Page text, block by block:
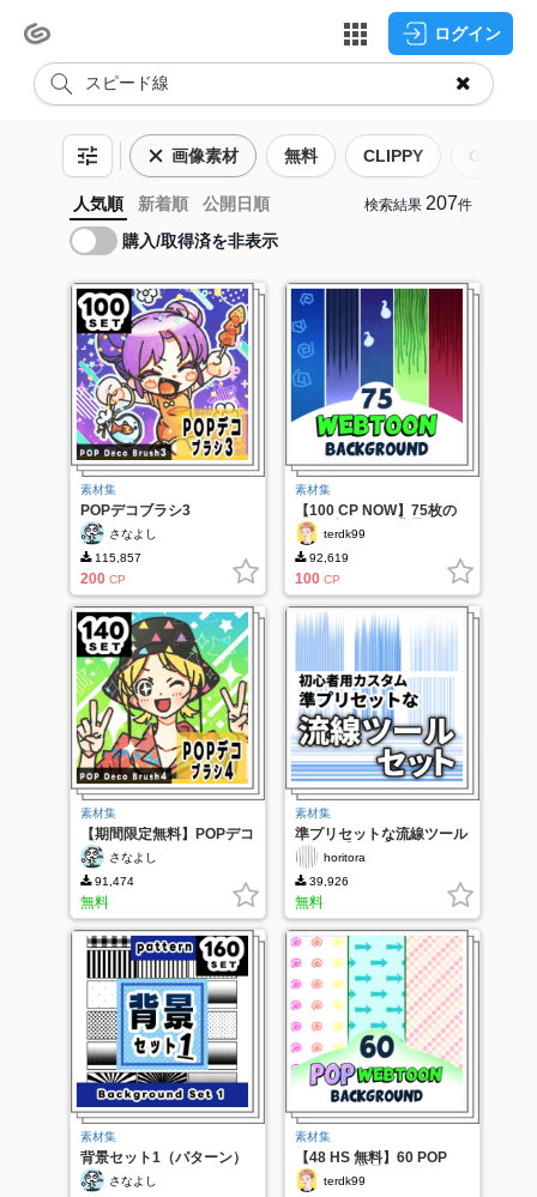
ログイン
画像素材 無料 CLIPPY GOLD
人気順 新着順
公開日順
購入/取得済を非表示
検索結果 207件
素材集
POPデコブラシ3
さなよし
115,857
200 CP
素材集
【100 CP NOW】75枚の
ウェブトゥーン背景画像
terdk99
92,619
100 CP
素材集
【期間限定無料】POPデコ
ブラシ4さなよし
91,474
無料
素材集
準プリセットな流線ツール
セット【ver2】
horitora
39,926
無料
素材集
背景セット1（パターン）
さなよし
素材集
【48 HS 無料】60 POP
Webtoon背景
terdk99